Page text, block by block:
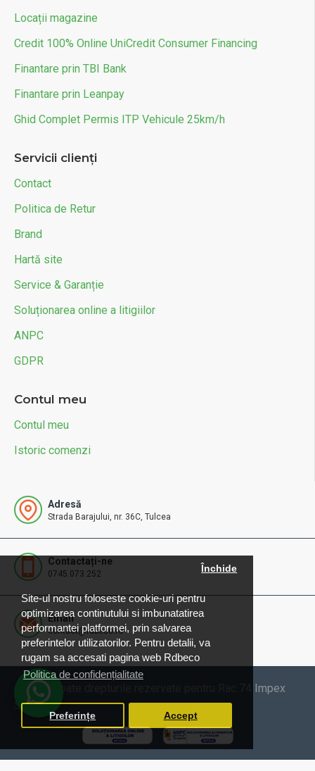
Site-ul nostru foloseste cookie-uri pentru
optimizarea continutului si imbunatatirea
performantei platformei, prin salvarea
preferintelor utilizatorilor. Pentru detalii, va
rugam sa accesati pagina web Rdbeco
Politica de confidențialitate
Închide
Preferințe Accept
Locații magazine
Credit 100% Online UniCredit Consumer Financing
Finantare prin TBI Bank
Finantare prin Leanpay
Ghid Complet Permis ITP Vehicule 25km/h
Servicii clienți
Contact
Politica de Retur
Brand
Hartă site
Service & Garanție
Soluționarea online a litigiilor
ANPC
GDPR
Contul meu
Contul meu
Istoric comenzi
Adresă
Strada Barajului, nr. 36C, Tulcea
Contactați-ne
0745.073.252
Email
contact@rdbeco.ro
© 2025 Toate drepturile rezervate pentru Rac 74 Impex
SRL